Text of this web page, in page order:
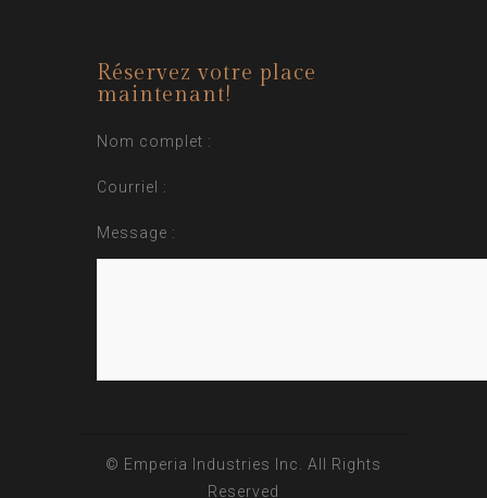
Réservez votre place
maintenant!
Nom complet :
Courriel :
Message :
© Emperia Industries Inc. All Rights
Reserved